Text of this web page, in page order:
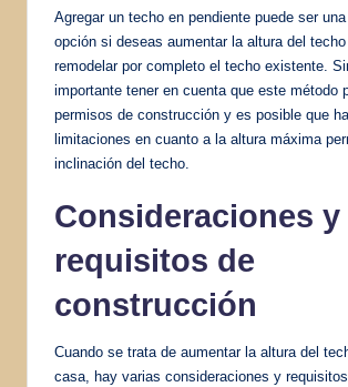
Agregar un techo en pendiente puede ser
opción si deseas aumentar la altura del
remodelar por completo el techo existente.
importante tener en cuenta que este método
permisos de construcción y es posible que
limitaciones en cuanto a la altura máxima
inclinación del techo.
Consideraciones y
requisitos de
construcción
Cuando se trata de aumentar la altura del
casa, hay varias consideraciones y